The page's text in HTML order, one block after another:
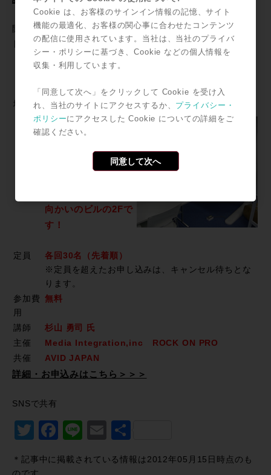
開催概要
2012年5月24日（木）
場所
ROCK ON PRO セミ
ナールーム
4-8 神南渡辺ビル2F
向かいのビルの2Fで
す！
定員
各回30名（先着順）
※定員を超えたお申し込みは、キャンセル待ちとな
ります。
参加費
用
無料
講師
杉山 勇司 氏
主催
Media Integration,inc ROCK ON PRO
共催
AVID JAPAN
詳細・お申込みはこちら＞＞＞
SNSで共有
Twitter
Facebook
LineEmail
＊記事中に掲載されている情報は2012年05月15日時点のも
Cookie は、お客様のサインイン情報の記憶、サイト
機能の最適化、お客様の関心事に合わせたコンテンツ
の配信に使用されています。当社は、当社のプライバ
シー・ポリシーに基づき、Cookie などの個人情報を
収集・利用しています。
「同意して次へ」をクリックして Cookie を受け入
れ、当社のサイトにアクセスするか、 プライバシー・
ポリシーにアクセスした Cookie についての詳細をご
確認ください。
同意して次へ